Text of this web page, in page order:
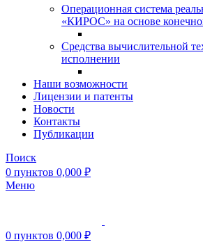
Операционная система
«КИРОС» на основе
Средства вычислительной
исполнении
Наши возможности
Лицензии и патенты
Новости
Контакты
Публикации
Поиск
0 пунктов 0,000 ₽
Меню
0 пунктов 0,000 ₽